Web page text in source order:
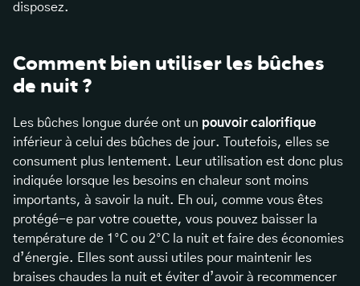
disposez.
Comment bien utiliser les bûches
de nuit ?
Les bûches longue durée ont un pouvoir calorifique
inférieur à celui des bûches de jour. Toutefois, elles se
consument plus lentement. Leur utilisation est donc plus
indiquée lorsque les besoins en chaleur sont moins
importants, à savoir la nuit. Eh oui, comme vous êtes
protégé-e par votre couette, vous pouvez baisser la
température de 1°C ou 2°C la nuit et faire des économies
d’énergie. Elles sont aussi utiles pour maintenir les
braises chaudes la nuit et éviter d’avoir à recommencer